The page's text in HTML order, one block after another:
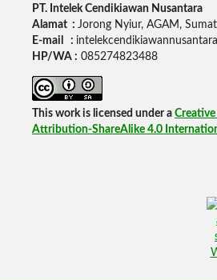
PT. Intelek Cendikiawan Nusantara
Alamat : Jorong Nyiur, AGAM,
E-mail :
HP/WA : 085274823488
This work is licensed under a
Attribution-ShareAlike 4.0